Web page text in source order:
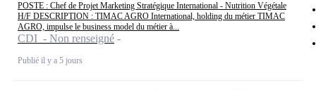
POSTE : Chef de Projet Marketing Stratégique International - Nutrition Végétale
H/F DESCRIPTION : TIMAC AGRO International, holding du métier TIMAC
AGRO, impulse le business model du métier à...
CDI - Non renseigné
Publié il y a 5 jours